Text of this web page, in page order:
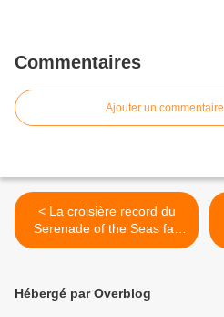
Commentaires
Ajouter un commentaire
< La croisière record du
Serenade of the Seas fait
escale à Cherbourg
Hébergé par Overblog